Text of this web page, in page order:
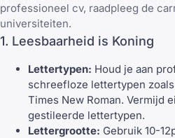
professioneel cv, raadpleeg de
universiteiten.
1. Leesbaarheid is Koning
Lettertypen: Houd je aan
schreefloze lettertypen
Times New Roman. Vermijd
gestileerde lettertypen.
Lettergrootte: Gebruik 10-